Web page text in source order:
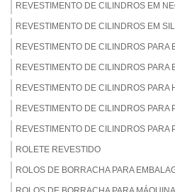
REVESTIMENTO DE CILINDROS EM
REVESTIMENTO DE CILINDROS EM
REVESTIMENTO DE CILINDROS PARA
REVESTIMENTO DE CILINDROS PARA
REVESTIMENTO DE CILINDROS PARA
REVESTIMENTO DE CILINDROS PARA
REVESTIMENTO DE CILINDROS PARA
ROLETE REVESTIDO
ROLOS DE BORRACHA PARA